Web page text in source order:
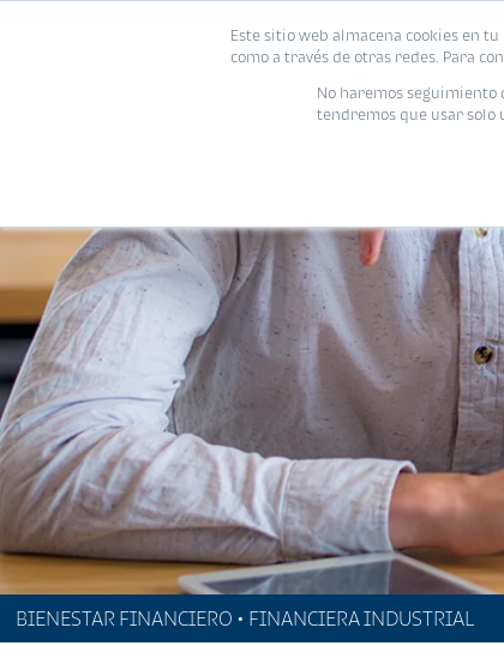
Este sitio web almacena cookies en
como a través de otras redes. Para
No haremos
tendremos que usar solo
BIENESTAR FINANCIERO • FINANCIERA INDUSTRIAL